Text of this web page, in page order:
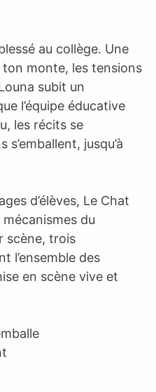
au collège. Une
monte, les tensions
subit un
l’équipe éducative
les récits se
jusqu’à
d’élèves, Le Chat
du
scène, trois
l’ensemble des
en scène vive et